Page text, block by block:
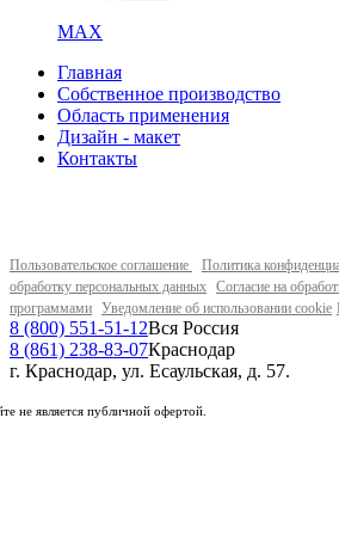
MAX
Главная
Собственное производство
Область применения
Дизайн - макет
Контакты
Пользовательское соглашение Политика
обработку персональных данных Согласие на
программами Уведомление об использовании cookie
8 (800) 551-51-12Вся Россия
8 (861) 238-83-07Краснодар
г. Краснодар, ул. Есаульская, д. 57.
не является публичной офертой.